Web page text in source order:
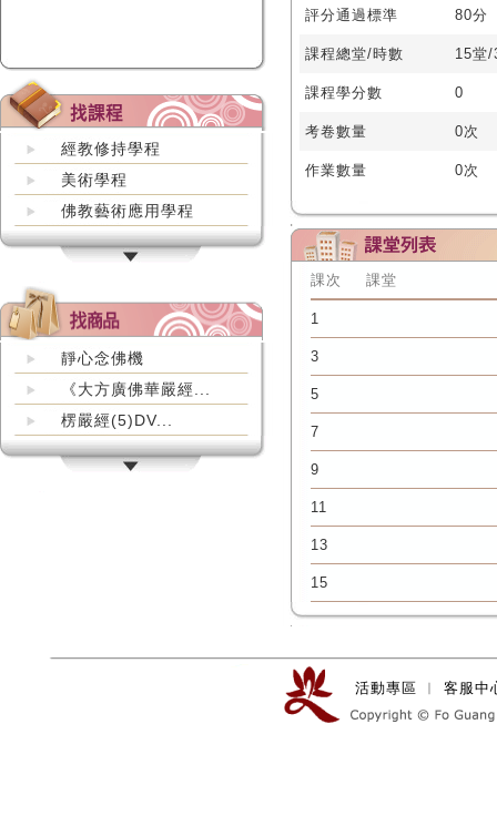
經教修持學程
美術學程
佛教藝術應用學程
靜心念佛機
《大方廣佛華嚴經...
楞嚴經(5)DV...
評分通過標準 80分
課程總堂/時數 15堂/
課程學分數 0
考卷數量 0次
作業數量 0次
課次 課堂
1
3
5
7
9
11
13
15
活動專區 ︱ 客服中